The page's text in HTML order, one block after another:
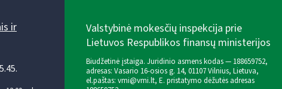
ir
Valstybinė mokesčių inspekcija prie
Lietuvos Respublikos finansų ministerijos
Biudžetinė įstaiga. Juridinio asmens kodas — 188659752,
adresas: Vasario 16-osios g. 14, 01107 Vilnius, Lietuva,
el.paštas: vmi@vmi.lt, E. pristatymo dėžutės adresas